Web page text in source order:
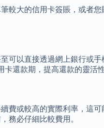
較大的信用卡簽賬，或者
以直接透過網上銀行或
還款期，提高還款的靈活性
費或較高的實際利率，這
務必仔細比較費用。